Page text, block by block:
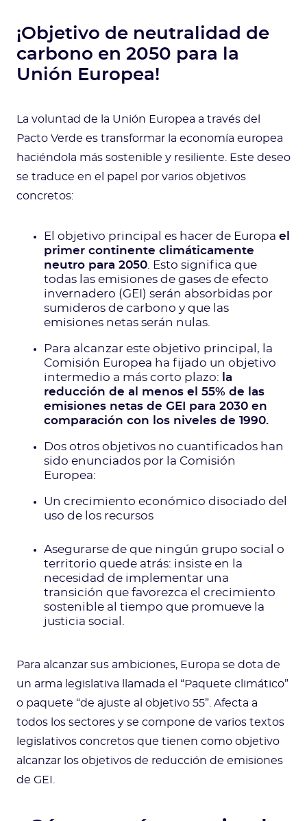
¡Objetivo de neutralidad de
carbono en 2050 para la
Unión Europea!
La voluntad de la Unión Europea a través del
Pacto Verde es transformar la economía europea
haciéndola más sostenible y resiliente. Este deseo
se traduce en el papel por varios objetivos
concretos:
El objetivo principal es hacer de Europa el
primer continente climáticamente
neutro para 2050 . Esto significa que
todas las emisiones de gases de efecto
invernadero (GEI) serán absorbidas por
sumideros de carbono y que las
emisiones netas serán nulas.
Para alcanzar este objetivo principal, la
Comisión Europea ha fijado un objetivo
intermedio a más corto plazo:
la
reducción de al menos el 55% de las
emisiones netas de GEI para 2030 en
comparación con los niveles de 1990.
Dos otros objetivos no cuantificados han
sido enunciados por la Comisión
Europea:
Un crecimiento económico disociado del
uso de los recursos
Asegurarse de que ningún grupo social o
territorio quede atrás: insiste en la
necesidad de implementar una
transición que favorezca el crecimiento
sostenible al tiempo que promueve la
justicia social.
Para alcanzar sus ambiciones, Europa se dota de
un arma legislativa llamada el “Paquete climático”
o paquete “de ajuste al objetivo 55”. Afecta a
todos los sectores y se compone de varios textos
legislativos concretos que tienen como objetivo
alcanzar los objetivos de reducción de emisiones
de GEI.